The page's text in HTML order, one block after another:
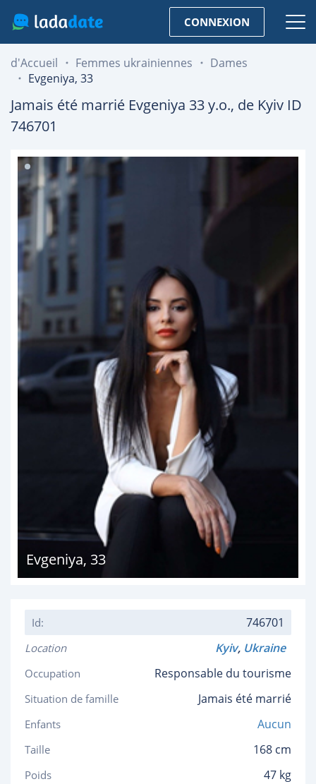
CONNEXION
d'Accueil Femmes ukrainiennes
Dames
Evgeniya, 33
Jamais été marrié Evgeniya 33y.o., de Kyiv ID
746701
Evgeniya, 33
Id: 746701
Location Kyiv, Ukraine
Occupation Responsable du tourisme
Situation de famille Jamais été marrié
Enfants Aucun
Taille 168 cm
Poids 47 kg